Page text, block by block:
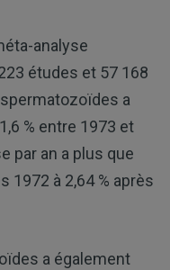
analyse
études et 57 168
a
% entre 1973 et
par an a plus que
1972 à 2,64 % après
a également